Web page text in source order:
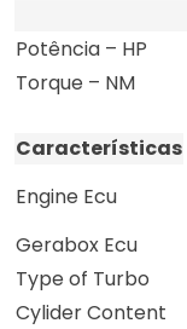
Potência – HP
Torque – NM
Características
Engine Ecu
Gerabox Ecu
Type of Turbo
Cylider Content